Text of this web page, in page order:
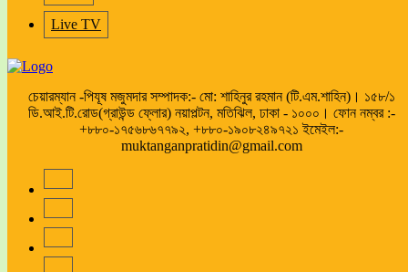
Live TV
চেয়ারম্যান -পিযূষ মজুমদার সম্পাদক:- মো: শাহিনুর রহমান (টি.এম.শাহিন)। ১৫৮/১
ডি.আই.টি.রোড(গ্রাউন্ড ফ্লোর) নয়াপল্টন, মতিঝিল, ঢাকা - ১০০০। ফোন নম্বর :-
+৮৮০-১৭৫৬৮৬৭৭৯২, +৮৮০-১৯০৮২৪৯৭২১ ইমেইল:-
muktanganpratidin@gmail.com